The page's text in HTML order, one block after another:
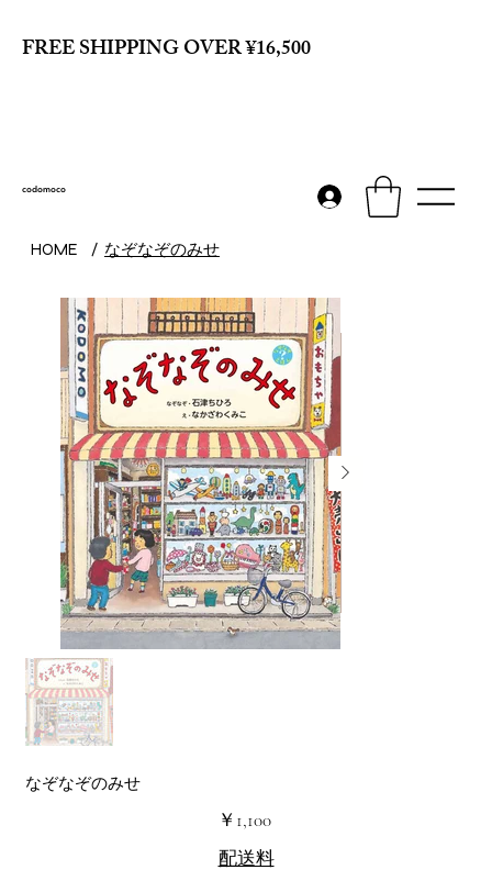
FREE SHIPPING OVER ¥16,500
codomoco
HOME / なぞなぞのみせ
なぞなぞのみせ
価
格
￥1,100
配送料